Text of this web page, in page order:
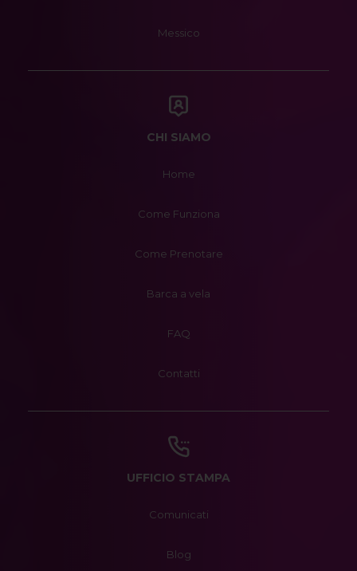
Messico
CHI SIAMO
Home
Come Funziona
Come Prenotare
Barca a vela
FAQ
Contatti
UFFICIO STAMPA
Comunicati
Blog